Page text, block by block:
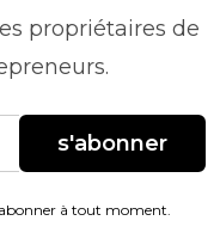
propriétaires de
s'abonner
à tout moment.